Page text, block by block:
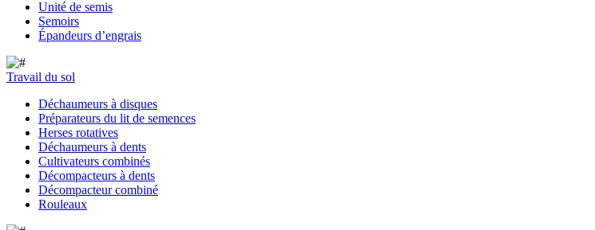
Unité de semis
Semoirs
Épandeurs d’engrais
Travail du sol
Déchaumeurs à disques
Préparateurs du lit de semences
Herses rotatives
Déchaumeurs à dents
Cultivateurs combinés
Décompacteurs à dents
Décompacteur combiné
Rouleaux